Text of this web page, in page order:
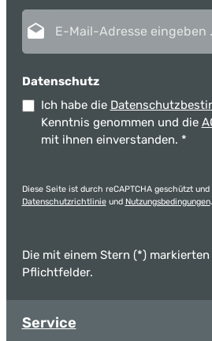
Datenschutz
Ich habe die
Kenntnis genommen und die
mit ihnen einverstanden. *
Diese Seite ist durch reCAPTCHA geschützt
Datenschutzrichtlinieund Nutzungsbedingungen.
Die mit einem Stern (*)
Pflichtfelder.
Service